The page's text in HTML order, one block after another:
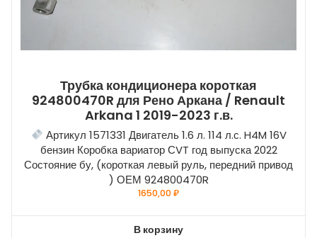
Трубка кондиционера короткая
924800470R для Рено Аркана / Renault
Arkana 1 2019-2023 г.в.
Артикул 1571331 Двигатель 1.6 л. 114 л.с. H4M 16V
бензин Коробка вариатор СVT год выпуска 2022
Состояние бу, (короткая левый руль, передний привод
) ОЕМ 924800470R
1650,00₽
В корзину